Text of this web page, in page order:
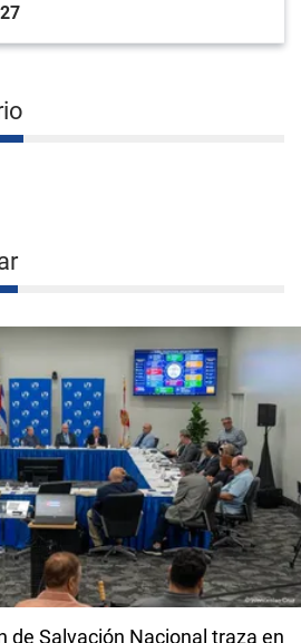
de Salvación Nacional traza en